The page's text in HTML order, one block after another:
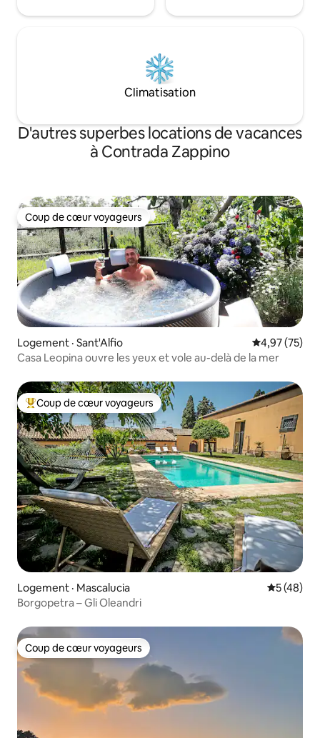
Climatisation
D'autres superbes locations de vacances
à Contrada Zappino
Coup de cœur voyageurs
Coup de cœur voyageurs
Logement · Sant'Alfio Note
4,97 (75)
Casa Leopina ouvre les yeux et vole au-delà de la mer
Coup de cœur voyageurs parmi les plus aimés
Coup de cœur voyageurs
Logement · Mascalucia Note
5 (48)
Borgopetra – Gli Oleandri
Coup de cœur voyageurs
Coup de cœur voyageurs